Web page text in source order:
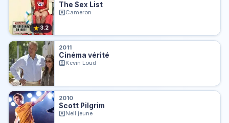
★3.2
The Sex List
Cameron
2011
Cinéma vérité
Kevin Loud
2010
Scott Pilgrim
Neil jeune